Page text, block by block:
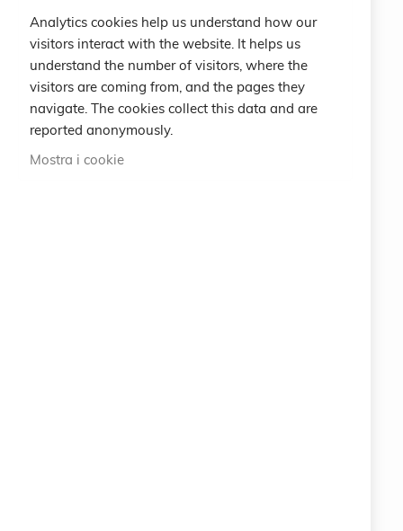
Contattaci
Crea un Account
International
Analytics cookies help us understand how our
visitors interact with the website. It helps us
understand the number of visitors, where the
visitors are coming from, and the pages they
navigate. The cookies collect this data and are
reported anonymously.
Mostra i cookie